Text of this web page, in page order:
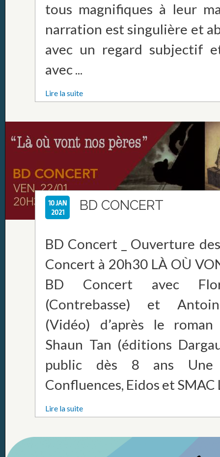
tous magnifiques à leur
narration est singulière et
avec un regard subjectif
avec ...
Lire la suite
10 JAN
2021
BD CONCERT
BD Concert _ Ouverture
Concert à 20h30 LÀ OÙ
BD Concert avec
(Contrebasse) et
(Vidéo) d’après le
Shaun Tan (éditions
public dès 8 ans Une
Confluences, Eidos et SMAC
Lire la suite